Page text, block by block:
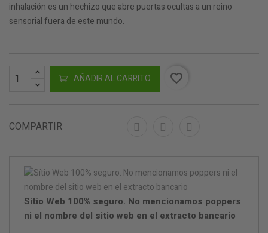
inhalación es un hechizo que abre puertas ocultas a un reino
sensorial fuera de este mundo.
AÑADIR AL CARRITO favorite_border
COMPARTIR
Sítio Web 100% seguro. No mencionamos poppers
ni el nombre del sitio web en el extracto bancario